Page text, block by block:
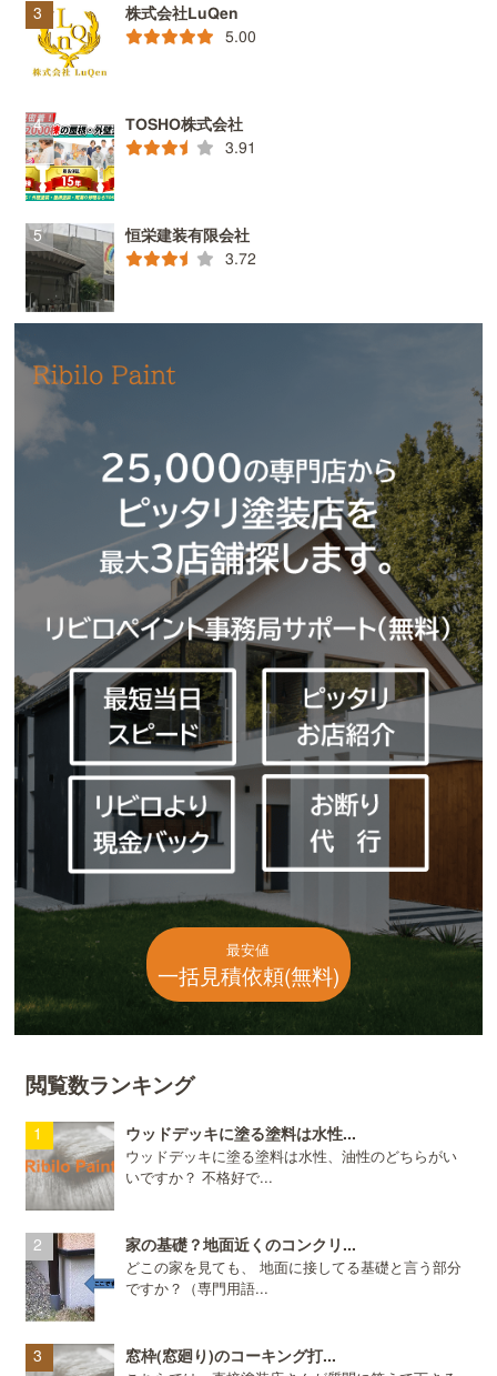
株式会社LuQen
5.00
TOSHO株式会社
3.91
恒栄建装有限会社
3.72
最安値
一括見積依頼(無料)
閲覧数ランキング
ウッドデッキに塗る塗料は水性...
ウッドデッキに塗る塗料は水性、油性のどちらがい
いですか？ 不格好で...
家の基礎？地面近くのコンクリ...
どこの家を見ても、 地面に接してる基礎と言う部分
ですか？（専門用語...
窓枠(窓廻り)のコーキング打...